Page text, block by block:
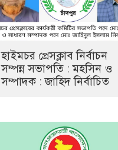
হাইমচর প্রেসক্লাব নির্বাচন
সম্পন্ন সভাপতি : মহসিন ও
সম্পাদক : জাহিদ নির্বাচিত